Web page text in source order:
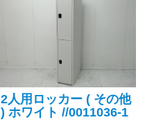
2人用ロッカー ( その他
) ホワイト //0011036-1